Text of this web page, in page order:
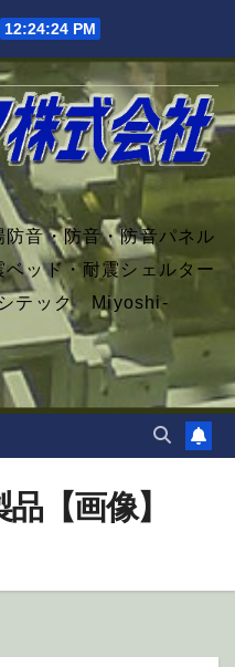
12:24:26 PM
音・防音・防音パネル
ッド・耐震シェルター
テック Miyoshi-
【画像】